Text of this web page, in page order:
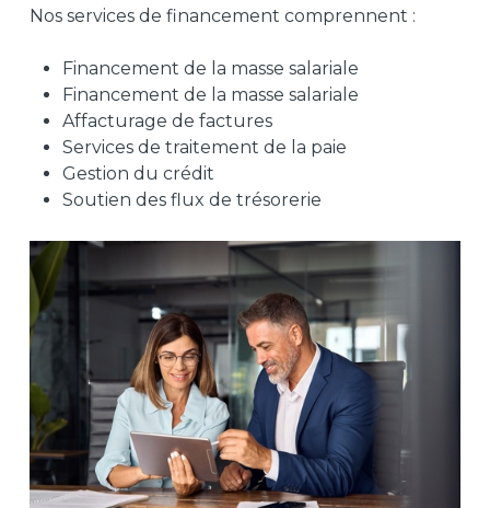
Nos services de financement comprennent :
Financement de la masse salariale
Financement de la masse salariale
Affacturage de factures
Services de traitement de la paie
Gestion du crédit
Soutien des flux de trésorerie